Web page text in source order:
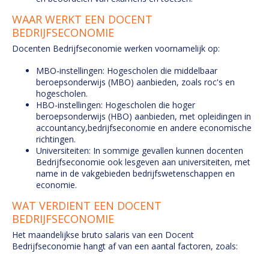
WAAR WERKT EEN DOCENT
BEDRIJFSECONOMIE
Docenten Bedrijfseconomie werken voornamelijk op:
MBO-instellingen: Hogescholen die middelbaar
beroepsonderwijs (MBO) aanbieden, zoals roc's en
hogescholen.
HBO-instellingen: Hogescholen die hoger
beroepsonderwijs (HBO) aanbieden, met opleidingen in
accountancy,bedrijfseconomie en andere economische
richtingen.
Universiteiten: In sommige gevallen kunnen docenten
Bedrijfseconomie ook lesgeven aan universiteiten, met
name in de vakgebieden bedrijfswetenschappen en
economie.
WAT VERDIENT EEN DOCENT
BEDRIJFSECONOMIE
Het maandelijkse bruto salaris van een Docent
Bedrijfseconomie hangt af van een aantal factoren, zoals: